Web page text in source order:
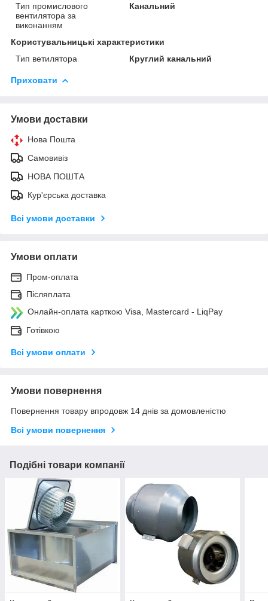
Тип промислового
вентилятора за
виконанням
Канальний
Користувальницькі характеристики
Тип ветилятора
Круглий канальний
Приховати
Умови доставки
Нова Пошта
Самовивіз
НОВА ПОШТА
Кур'єрська доставка
Всі умови доставки
Умови оплати
Пром-оплата
Післяплата
Онлайн-оплата карткою Visa, Mastercard - LiqPay
Готівкою
Всі умови оплати
Умови повернення
Повернення товару впродовж 14 днів за домовленістю
Всі умови повернення
Подібні товари компанії